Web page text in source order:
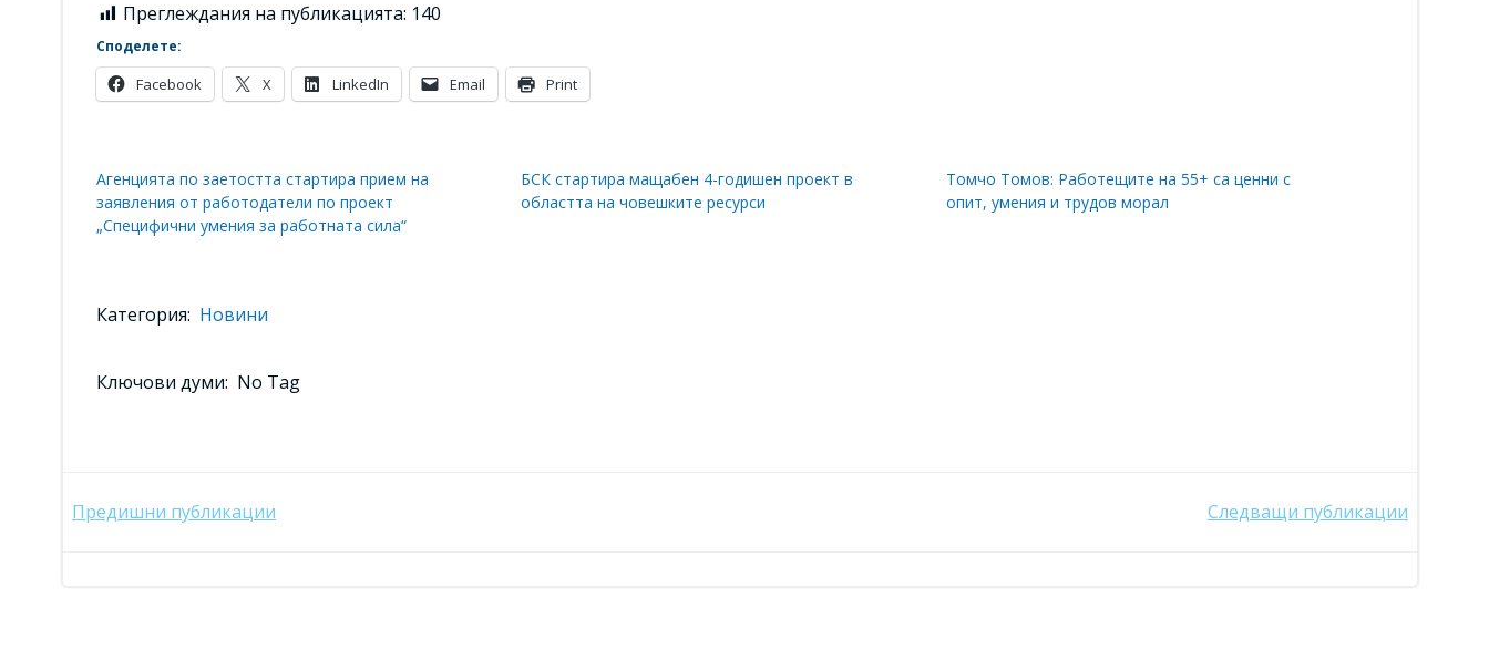
Преглеждания на публикацията: 140
Споделете:
Facebook X LinkedIn Email Print
Агенцията по заетостта стартира прием на
заявления от работодатели по проект
„Специфични умения за работната сила“
БСК стартира мащабен 4-годишен проект в
областта на човешките ресурси
Томчо Томов: Работещите на 55+ са ценни с
опит, умения и трудов морал
Категория: Новини
Ключови думи: No Tag
Post
Предишни публикации Следващи публикации